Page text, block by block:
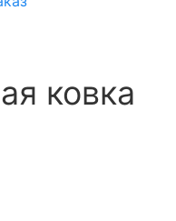
ковка